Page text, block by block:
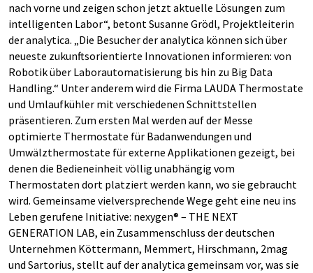
nach vorne und zeigen schon jetzt aktuelle Lösungen zum
intelligenten Labor“, betont Susanne Grödl, Projektleiterin
der analytica. „Die Besucher der analytica können sich über
neueste zukunftsorientierte Innovationen informieren: von
Robotik über Laborautomatisierung bis hin zu Big Data
Handling.“ Unter anderem wird die Firma LAUDA Thermostate
und Umlaufkühler mit verschiedenen Schnittstellen
präsentieren. Zum ersten Mal werden auf der Messe
optimierte Thermostate für Badanwendungen und
Umwälzthermostate für externe Applikationen gezeigt, bei
denen die Bedieneinheit völlig unabhängig vom
Thermostaten dort platziert werden kann, wo sie gebraucht
wird. Gemeinsame vielversprechende Wege geht eine neu ins
Leben gerufene Initiative: nexygen® – THE NEXT
GENERATION LAB, ein Zusammenschluss der deutschen
Unternehmen Köttermann, Memmert, Hirschmann, 2mag
und Sartorius, stellt auf der analytica gemeinsam vor, was sie